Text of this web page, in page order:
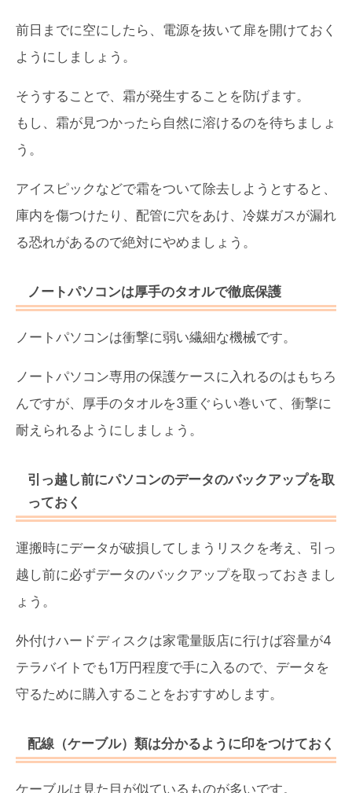
前日までに空にしたら、電源を抜いて扉を開けておく
ようにしましょう。
そうすることで、霜が発生することを防げます。
もし、霜が見つかったら自然に溶けるのを待ちましょ
う。
アイスピックなどで霜をついて除去しようとすると、
庫内を傷つけたり、配管に穴をあけ、冷媒ガスが漏れ
る恐れがあるので絶対にやめましょう。
ノートパソコンは厚手のタオルで徹底保護
ノートパソコンは衝撃に弱い繊細な機械です。
ノートパソコン専用の保護ケースに入れるのはもちろ
んですが、厚手のタオルを3重ぐらい巻いて、衝撃に
耐えられるようにしましょう。
引っ越し前にパソコンのデータのバックアップを取
っておく
運搬時にデータが破損してしまうリスクを考え、引っ
越し前に必ずデータのバックアップを取っておきまし
ょう。
外付けハードディスクは家電量販店に行けば容量が4
テラバイトでも1万円程度で手に入るので、データを
守るために購入することをおすすめします。
配線（ケーブル）類は分かるように印をつけておく
ケーブルは見た目が似ているものが多いです。